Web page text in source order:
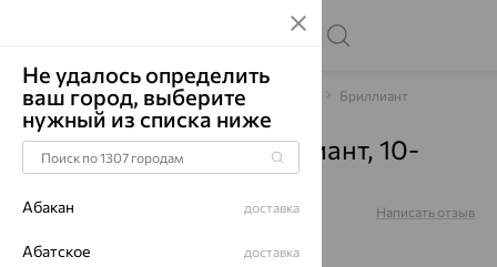
Главная Каталог Браслеты декоративные Бриллиант
Браслет, золото, бриллиант, 10-
120406-00-00
Артикул: Написать отзыв
Не удалось определить
ваш город, выберите
нужный из списка ниже
Абакан доставка
Абатское доставка